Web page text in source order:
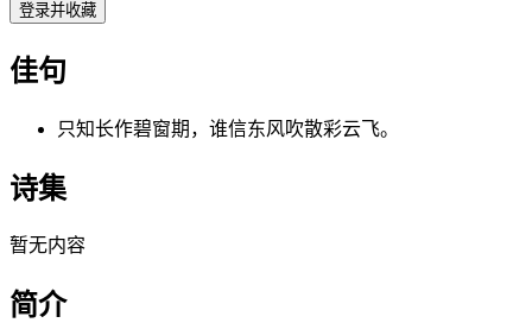
登录并收藏
佳句
只知长作碧窗期，谁信东风吹散彩云飞。
诗集
暂无内容
简介